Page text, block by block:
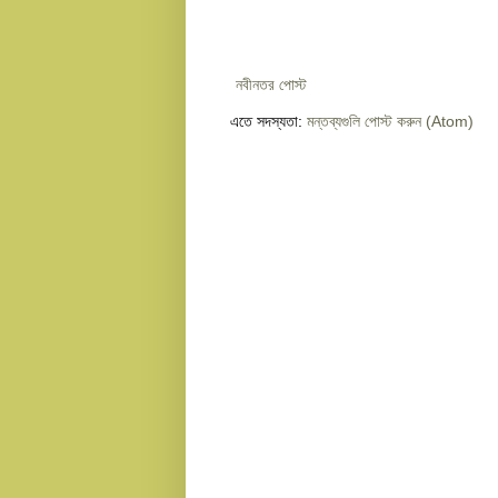
নবীনতর পোস্ট
এতে সদস্যতা: মন্তব্যগুলি পোস্ট করুন (Atom)